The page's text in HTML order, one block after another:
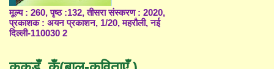
मूल्य : 260, पृष्ठ :132, तीसरा संस्करण : 2020,
प्रकाशक : अयन प्रकाशन, 1/20, महरौली, नई
दिल्ली-110030 2